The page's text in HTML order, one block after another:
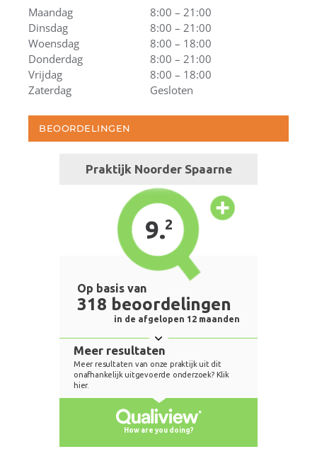
Maandag
8:00 – 21:00
Dinsdag
8:00 – 21:00
Woensdag
8:00 – 18:00
Donderdag
8:00 – 21:00
Vrijdag
8:00 – 18:00
Zaterdag
Gesloten
BEOORDELINGEN